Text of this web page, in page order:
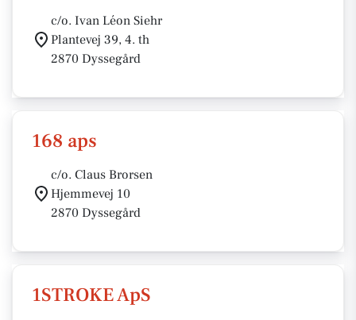
c/o. Ivan Léon Siehr
Plantevej 39, 4. th
2870 Dyssegård
168 aps
c/o. Claus Brorsen
Hjemmevej 10
2870 Dyssegård
1STROKE ApS